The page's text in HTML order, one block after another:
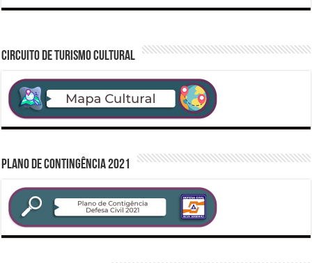
CIRCUITO DE TURISMO CULTURAL
PLANO DE CONTINGÊNCIA 2021